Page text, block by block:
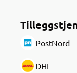
PostNord
DHL